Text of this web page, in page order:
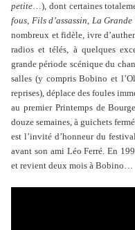
petite…), dont certaines
fous, Fils d’assassin, La Grande
nombreux et fidèle, ivre
radios et télés, à quelques
grande période scénique du
salles (y compris Bobino et
reprises), déplace des foules
au premier Printemps de
douze semaines, à guichets
est l’invité d’honneur du
avant son ami Léo Ferré. En
et revient deux mois à Bobino…